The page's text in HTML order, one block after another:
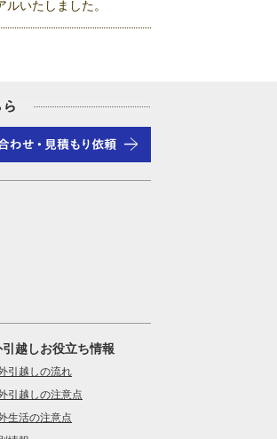
いたしました。
越しお役立ち情報
引越しの流れ
引越しの注意点
生活の注意点